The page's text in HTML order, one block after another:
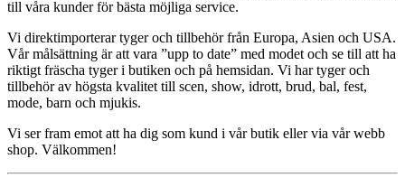
till våra kunder för bästa möjliga service.
Vi direktimporterar tyger och tillbehör från Europa, Asien och USA.
Vår målsättning är att vara ”upp to date” med modet och se till att ha
riktigt fräscha tyger i butiken och på hemsidan. Vi har tyger och
tillbehör av högsta kvalitet till scen, show, idrott, brud, bal, fest,
mode, barn och mjukis.
Vi ser fram emot att ha dig som kund i vår butik eller via vår webb
shop. Välkommen!